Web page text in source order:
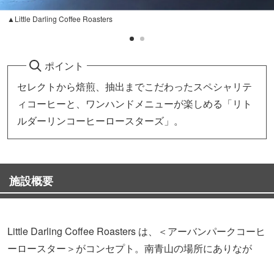
▲Little Darling Coffee Roasters
ポイント
セレクトから焙煎、抽出までこだわったスペシャリテ
ィコーヒーと、ワンハンドメニューが楽しめる「リト
ルダーリンコーヒーロースターズ」。
施設概要
Little Darling Coffee Roasters は、＜アーバンパークコーヒ
ーロースター＞がコンセプト。南青山の場所にありなが